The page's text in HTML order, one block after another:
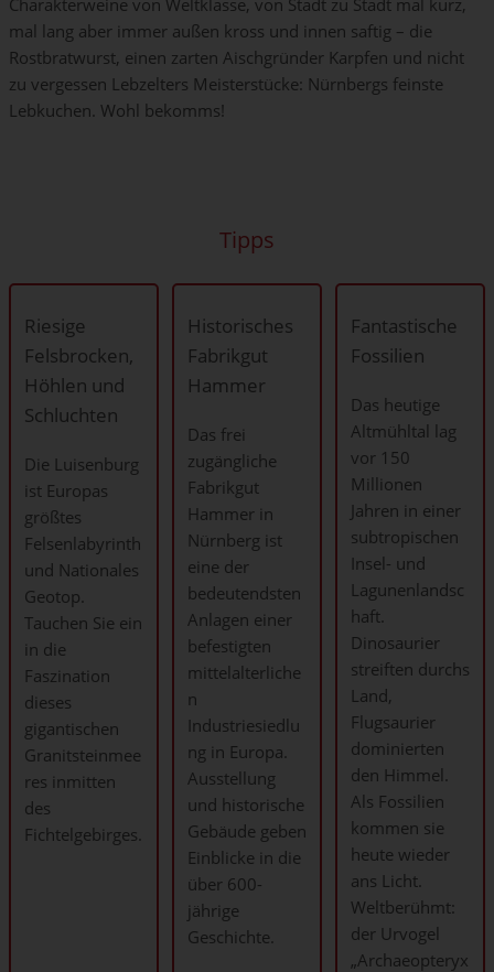
Charakterweine von Weltklasse, von Stadt zu Stadt mal kurz,
mal lang aber immer außen kross und innen saftig – die
Rostbratwurst, einen zarten Aischgründer Karpfen und nicht
zu vergessen Lebzelters Meisterstücke: Nürnbergs feinste
Lebkuchen. Wohl bekomms!
Tipps
Riesige
Felsbrocken,
Höhlen und
Schluchten
Die Luisenburg
ist Europas
größtes
Felsenlabyrinth
und Nationales
Geotop.
Tauchen Sie ein
in die
Faszination
dieses
gigantischen
Granitsteinmee
res inmitten
des
Fichtelgebirges.
Historisches
Fabrikgut
Hammer
Das frei
zugängliche
Fabrikgut
Hammer in
Nürnberg ist
eine der
bedeutendsten
Anlagen einer
befestigten
mittelalterliche
n
Industriesiedlu
ng in Europa.
Ausstellung
und historische
Gebäude geben
Einblicke in die
über 600-
jährige
Geschichte.
Fantastische
Fossilien
Das heutige
Altmühltal lag
vor 150
Millionen
Jahren in einer
subtropischen
Insel- und
Lagunenlandsc
haft.
Dinosaurier
streiften durchs
Land,
Flugsaurier
dominierten
den Himmel.
Als Fossilien
kommen sie
heute wieder
ans Licht.
Weltberühmt:
der Urvogel
„Archaeopteryx